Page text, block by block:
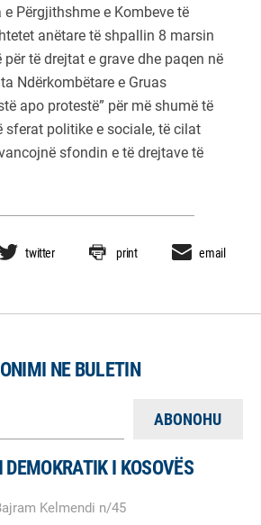
Përgjithshme e Kombeve të
anëtare të shpallin 8 marsin
për të drejtat e grave dhe paqen në
Ndërkombëtare e Gruas
apo protestë” për më shumë të
sferat politike e sociale, të cilat
sfondin e të drejtave të
twitter print email
NE BULETIN
I KOSOVËS
Kelmendi n/45